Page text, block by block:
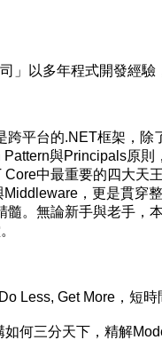
以多年程式開發經驗
平台的.NET框架，除
與Principals原
Core中最重要的四大天
，更是貫穿
髓。無論新手與老手，
Get More，短時
三分天下，精解